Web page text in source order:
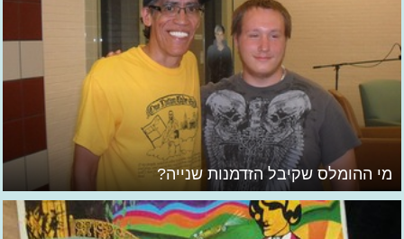
מי ההומלס שקיבל הזדמנות שנייה?